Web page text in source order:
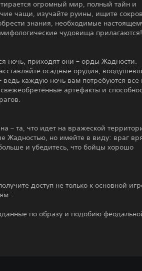
огромный мир, полный тайн и
чащи, изучайте руины, ищите
знания, необходимые
чудовища прилагаются!
ночь, приходят они – орды Жадности.
осадные орудия,
ведь каждую ночь вам потребуются
артефакты и
– та, что идет на вражеской
Жадностью, но имейте в виду: враг
и убедитесь, что бойцы хорошо
доступ не только к основной
:
по образу и подобию